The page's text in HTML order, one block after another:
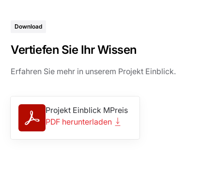
Download
Vertiefen Sie Ihr Wissen
Erfahren Sie mehr in unserem Projekt Einblick.
Projekt Einblick MPreis
PDF herunterladen